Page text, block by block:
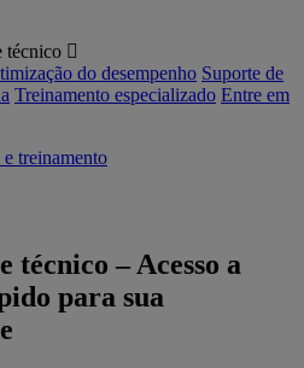
técnico
do desempenho Suporte de
Treinamento especializado Entre em
técnico – Acesso a
para sua